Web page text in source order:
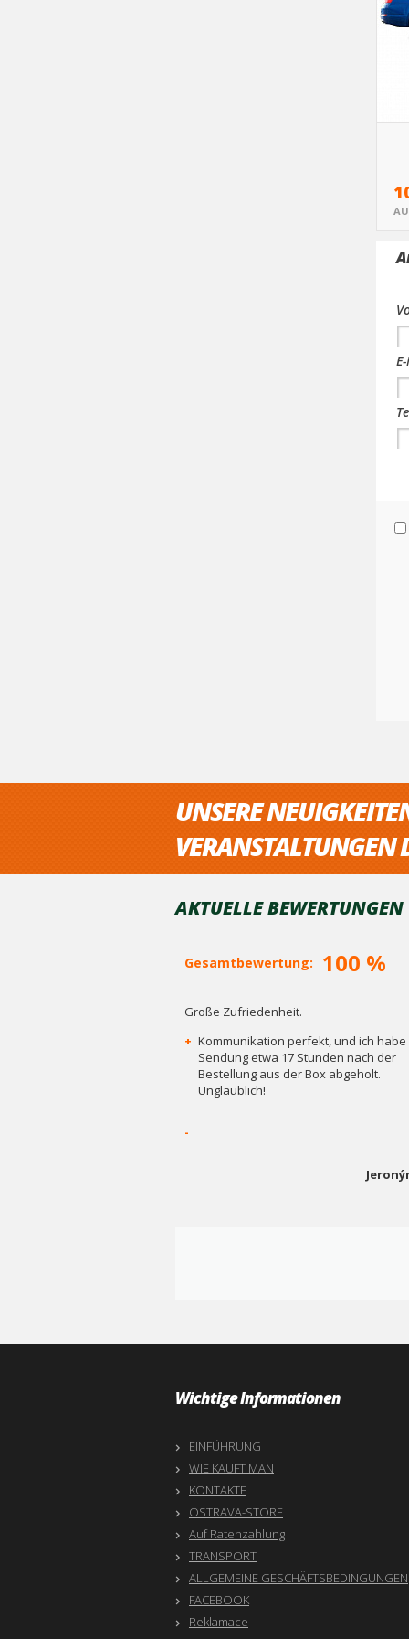
UNSERE
VERANSTALTUNGEN
AKTUELLE
Gesamtbewertung: 100 %
Große Zufriedenheit.
+ Kommunikation perfekt, und ich habe
Sendung etwa 17 Stunden nach der
Bestellung aus der Box abgeholt.
Unglaublich!
-
Wichtige Informationen
EINFÜHRUNG
WIE KAUFT MAN
KONTAKTE
OSTRAVA-STORE
Auf Ratenzahlung
TRANSPORT
ALLGEMEINE GESCHÄFTSBEDINGUNGEN
FACEBOOK
Reklamace